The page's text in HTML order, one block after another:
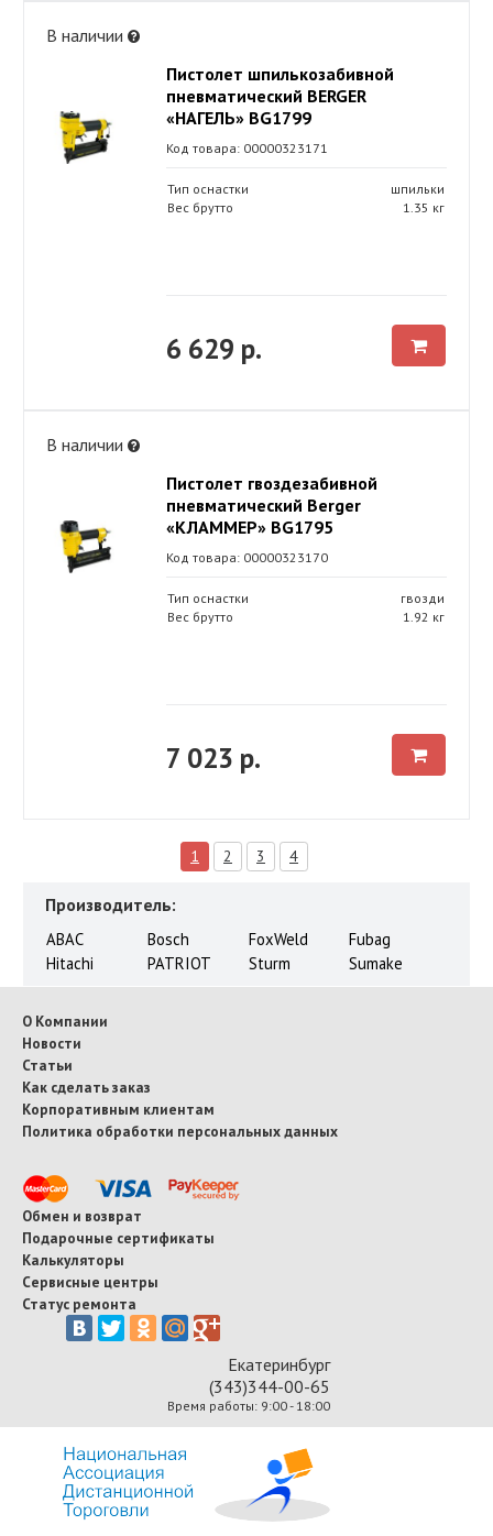
В наличии
Пистолет шпилькозабивной
пневматический BERGER
«НАГЕЛЬ» BG1799
Код товара: 00000323171
Тип оснастки
шпильки
Вес брутто
1.35 кг
6 629 р.
В наличии
Пистолет гвоздезабивной
пневматический Berger
«КЛАММЕР» BG1795
Код товара: 00000323170
Тип оснастки
гвозди
Вес брутто
1.92 кг
7 023 р.
1 2 3 4
Производитель:
ABAC Bosch FoxWeld
Fubag
Hitachi
PATRIOT Sturm Sumake
О Компании
Новости
Статьи
Как сделать заказ
Корпоративным клиентам
Политика обработки персональных данных
Обмен и возврат
Подарочные сертификаты
Калькуляторы
Сервисные центры
Статус ремонта
Екатеринбург
(343)344-00-65
Время работы: 9:00 - 18:00